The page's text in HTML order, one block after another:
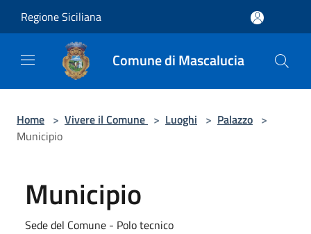
Regione Siciliana
Comune di Mascalucia
Home > Vivere il Comune > Luoghi > Palazzo >
Municipio
Municipio
Sede del Comune - Polo tecnico